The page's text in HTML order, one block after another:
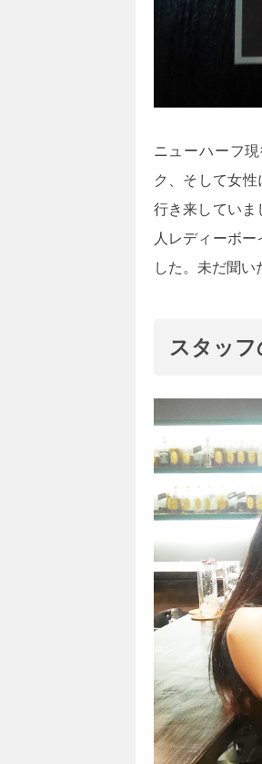
ニューハーフ
ク、そして女
行き来していま
人レディーボ
した。未だ聞い
スタッフ